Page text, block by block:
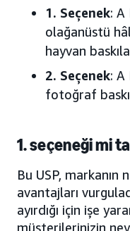
1. Seçenek: A
olağanüstü
hayvan
2. Seçenek: A
fotoğraf
1. seçeneği mi
Bu USP, markanın
avantajları
ayırdığı için işe
müşterilerinizin